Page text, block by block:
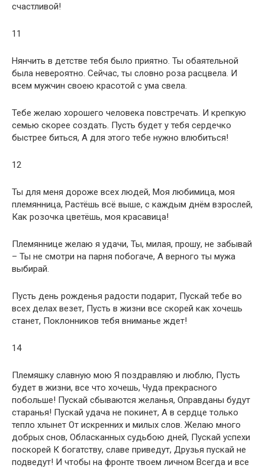
счастливой!
11
Нянчить в детстве тебя было приятно. Ты обаятельной
была невероятно. Сейчас, ты словно роза расцвела. И
всем мужчин своею красотой с ума свела.
Тебе желаю хорошего человека повстречать. И крепкую
семью скорее создать. Пусть будет у тебя сердечко
быстрее биться, А для этого тебе нужно влюбиться!
12
Ты для меня дороже всех людей, Моя любимица, моя
племянница, Растёшь всё выше, с каждым днём взрослей,
Как розочка цветёшь, моя красавица!
Племяннице желаю я удачи, Ты, милая, прошу, не забывай
– Ты не смотри на парня побогаче, А верного ты мужа
выбирай.
Пусть день рожденья радости подарит, Пускай тебе во
всех делах везет, Пусть в жизни все скорей как хочешь
станет, Поклонников тебя вниманье ждет!
14
Племяшку славную мою Я поздравляю и люблю, Пусть
будет в жизни, все что хочешь, Чуда прекрасного
побольше! Пускай сбываются желанья, Оправданы будут
старанья! Пускай удача не покинет, А в сердце только
тепло хлынет От искренних и милых слов. Желаю много
добрых снов, Обласканных судьбою дней, Пускай успехи
поскорей К богатству, славе приведут, Друзья пускай не
подведут! И чтобы на фронте твоем личном Всегда и все